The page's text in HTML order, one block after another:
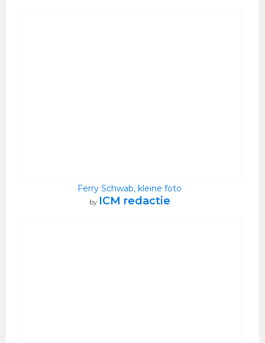
Ferry Schwab, kleine foto
by ICM redactie